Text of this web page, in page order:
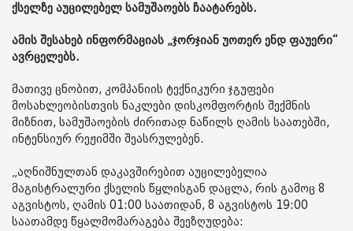
ქსელზე აუცილებელ სამუშაოებს ჩაატარებს.
ამის შესახებ ინფორმაციას „ჯორჯიან უოთერ ენდ ფაუერი“
ავრცელებს.
მათივე ცნობით, კომპანიის ტექნიკური ჯგუფები
მოსახლეობისთვის ნაკლები დისკომფორტის შექმნის
მიზნით, სამუშაოების ძირითად ნაწილს ღამის საათებში,
ინტენსიურ რეჟიმში შეასრულებენ.
„აღნიშნულთან დაკავშირებით აუცილებელია
მაგისტრალური ქსელის წყლისგან დაცლა, რის გამოც 8
აგვისტოს, ღამის 01:00 საათიდან, 8 აგვისტოს 19:00
საათამდე წყალმომარაგება შეეზღუდება: